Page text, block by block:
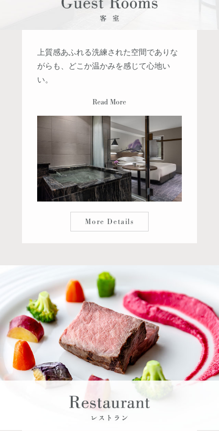
上質感あふれる洗練された空間でありな
がらも、どこか温かみを感じて心地い
い。
Read More
More Details